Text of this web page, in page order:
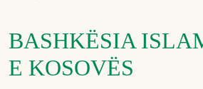
BASHKËSIA
E KOSOVËS